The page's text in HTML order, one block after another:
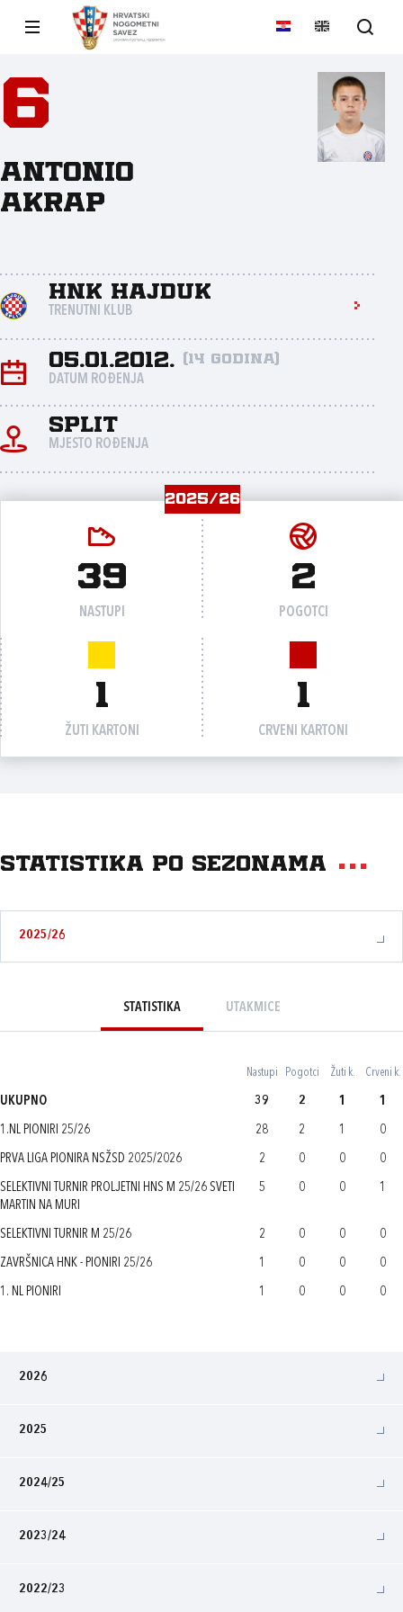
6
Antonio
Akrap
HNK Hajduk
TRENUTNI KLUB
05.01.2012. (14 godina)
DATUM ROĐENJA
Split
MJESTO ROĐENJA
2025/26
39
NASTUPI
2
POGOTCI
1
ŽUTI KARTONI
1
CRVENI KARTONI
Statistika po sezonama
2025/26
STATISTIKA UTAKMICE
Nastupi Pogotci Žuti k. Crveni k.
UKUPNO 39 2 1 1
1.NL PIONIRI 25/26 28 2 1 0
PRVA LIGA PIONIRA NSŽSD 2025/2026 2 0 0 0
SELEKTIVNI TURNIR PROLJETNI HNS M 25/26 SVETI
MARTIN NA MURI
5 0 0 1
SELEKTIVNI TURNIR M 25/26 2 0 0 0
ZAVRŠNICA HNK - PIONIRI 25/26 1 0 0 0
1. NL PIONIRI 1 0 0 0
2026
2025
2024/25
2023/24
2022/23